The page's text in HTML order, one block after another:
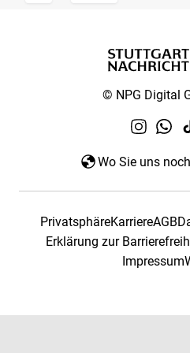
© NPG Digital
Wo Sie uns
PrivatsphäreKarriereAGB
Erklärung zur
Impressum